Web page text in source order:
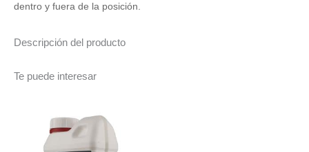
dentro y fuera de la posición.
Descripción del producto
Te puede interesar